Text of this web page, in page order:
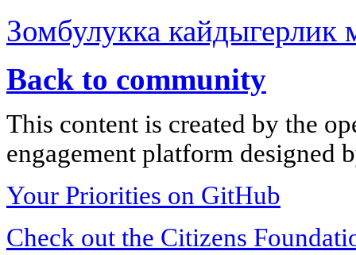
Зомбулукка
Back to community
This content is created by the
engagement platform designed
Your Priorities on GitHub
Check out the Citizens